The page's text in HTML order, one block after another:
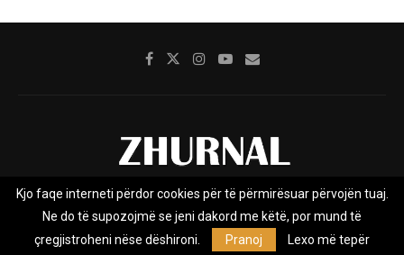
Rreth nesh Impresumi Marketing
Kontakt
Privacy Policy
Kjo faqe interneti përdor cookies për të përmirësuar përvojën tuaj.
Ne do të supozojmë se jeni dakord me këtë, por mund të
çregjistroheni nëse dëshironi.
Pranoj Lexo më tepër